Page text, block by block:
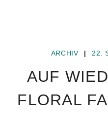
ARCHIV 22.
AUF
FLORAL